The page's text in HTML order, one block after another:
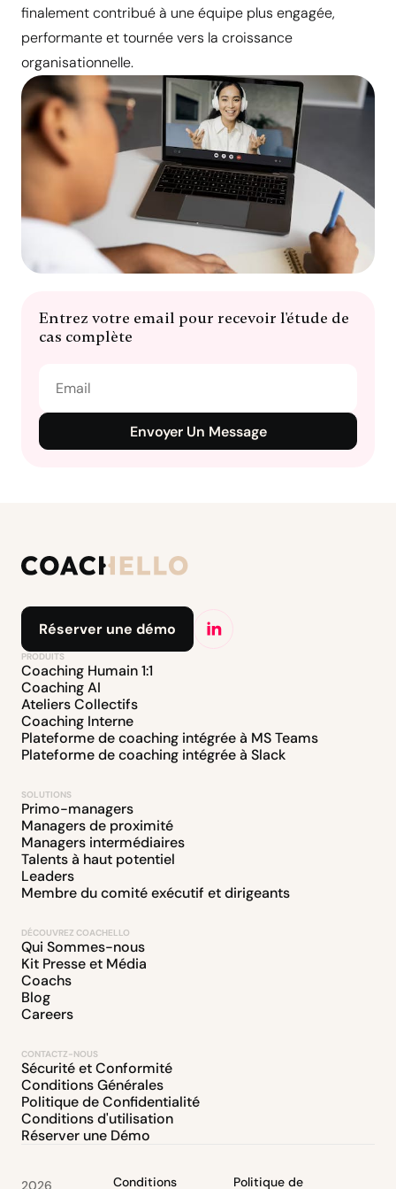
finalement contribué à une équipe plus engagée,
performante et tournée vers la croissance
organisationnelle.
Entrez votre email pour recevoir l'étude de
cas complète
Envoyer Un Message
Réserver une démo
PRODUITS
Coaching Humain 1:1
Coaching AI
Ateliers Collectifs
Coaching Interne
Plateforme de coaching intégrée à MS Teams
Plateforme de coaching intégrée à Slack
SOLUTIONS
Primo-managers
Managers de proximité
Managers intermédiaires
Talents à haut potentiel
Leaders
Membre du comité exécutif et dirigeants
DÉCOUVREZ COACHELLO
Qui Sommes-nous
Kit Presse et Média
Coachs
Blog
Careers
CONTACTZ-NOUS
Sécurité et Conformité
Conditions Générales
Politique de Confidentialité
Conditions d'utilisation
Réserver une Démo
2026 Conditions Politique de